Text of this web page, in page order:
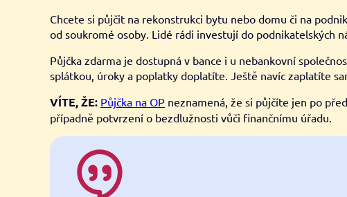
Chcete si půjčit na rekonstrukci bytu nebo domu či na
od soukromé osoby. Lidé rádi investují do podnikatelských
Půjčka zdarma je dostupná v bance i u nebankovní
splátkou, úroky a poplatky doplatíte. Ještě navíc zaplatíte
VÍTE, ŽE: Půjčka na OP neznamená, že si půjčíte jen po
případně potvrzení o bezdlužnosti vůči finančnímu úřadu.